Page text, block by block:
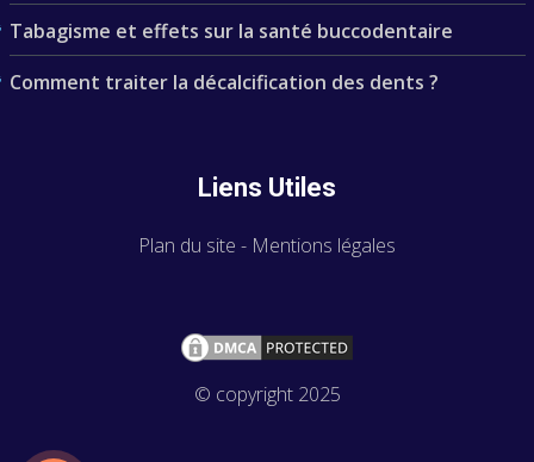
Tabagisme et effets sur la santé buccodentaire
Comment traiter la décalcification des dents ?
Liens Utiles
Plan du site - Mentions légales
© copyright 2025